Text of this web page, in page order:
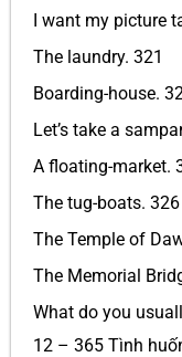
I want my picture
The laundry. 321
Boarding-house.
Let’s take a
A floating-market.
The tug-boats. 326
The Temple of
The Memorial
What do you
12 – 365 Tình